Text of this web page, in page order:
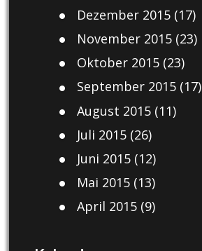
Dezember 2015(17)
November 2015(23)
Oktober 2015(23)
September 2015(17)
August 2015(11)
Juli 2015(26)
Juni 2015(12)
Mai 2015(13)
April 2015(9)